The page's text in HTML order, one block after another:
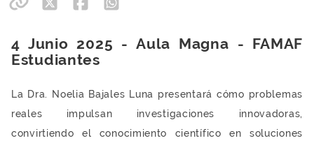
4 Junio 2025 - Aula Magna - FAMAF
Estudiantes
La Dra. Noelia Bajales Luna presentará cómo problemas
reales impulsan investigaciones innovadoras,
convirtiendo el conocimiento científico en soluciones